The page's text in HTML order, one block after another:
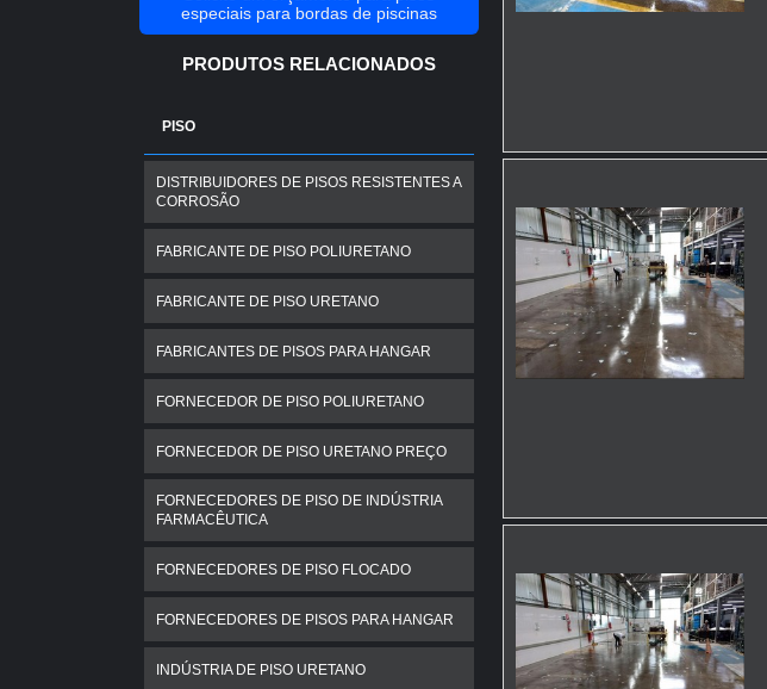
especiais para bordas de piscinas
PRODUTOS RELACIONADOS
PISO
DISTRIBUIDORES DE PISOS RESISTENTES A
CORROSÃO
FABRICANTE DE PISO POLIURETANO
FABRICANTE DE PISO URETANO
FABRICANTES DE PISOS PARA HANGAR
FORNECEDOR DE PISO POLIURETANO
FORNECEDOR DE PISO URETANO PREÇO
FORNECEDORES DE PISO DE INDÚSTRIA
FARMACÊUTICA
FORNECEDORES DE PISO FLOCADO
FORNECEDORES DE PISOS PARA HANGAR
INDÚSTRIA DE PISO URETANO